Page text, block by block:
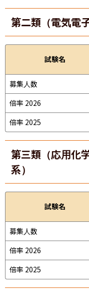
第二類（電気電
試験名
募集人数
倍率 2026
倍率 2025
第三類（応用化
系）
試験名
募集人数
倍率 2026
倍率 2025